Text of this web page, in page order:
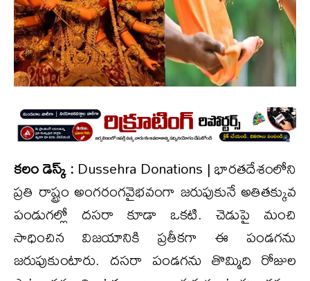
కలం డెస్క్ :Dussehra Donations | భారతదేశంలోని
ప్రతి రాష్ట్రం అంగరంగవైభవంగా జరుపుకునే అతితక్కువ
పండుగల్లో దసరా కూడా ఒకటి. చెడుపై మంచి
సాధించిన విజయానికి ప్రతీకగా ఈ పండగను
జరుపుకుంటారు. దసరా పండగను తొమ్మిది రోజుల